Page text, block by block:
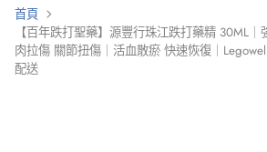
首頁
【百年跌打聖藥】源豐行珠江跌打藥精 30ML
肉拉傷 關節扭傷｜活血散瘀 快速恢復｜
配送